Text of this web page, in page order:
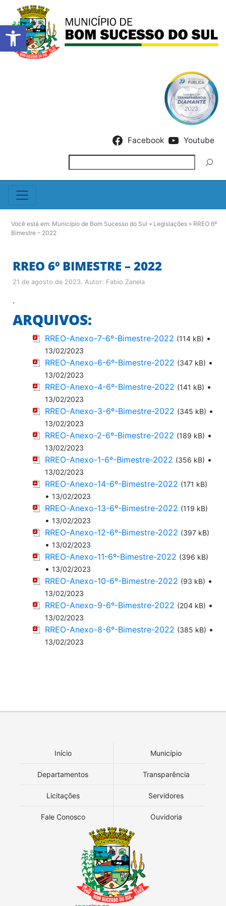
Barra de Ferramentas
Facebook Youtube
Você está em: Município de Bom Sucesso do Sul » Legislações » RREO 6º
Bimestre – 2022
RREO 6º BIMESTRE – 2022
21 de agosto de 2023. Autor: Fabio Zanela
.
ARQUIVOS:
RREO-Anexo-7-6º-Bimestre-2022 (114 kB) •
13/02/2023
RREO-Anexo-6-6º-Bimestre-2022 (347 kB) •
13/02/2023
RREO-Anexo-4-6º-Bimestre-2022 (141 kB) •
13/02/2023
RREO-Anexo-3-6º-Bimestre-2022 (345 kB) •
13/02/2023
RREO-Anexo-2-6º-Bimestre-2022 (189 kB) •
13/02/2023
RREO-Anexo-1-6º-Bimestre-2022 (356 kB) •
13/02/2023
RREO-Anexo-14-6º-Bimestre-2022 (171 kB)
• 13/02/2023
RREO-Anexo-13-6º-Bimestre-2022 (119 kB)
• 13/02/2023
RREO-Anexo-12-6º-Bimestre-2022 (397 kB)
• 13/02/2023
RREO-Anexo-11-6º-Bimestre-2022 (396 kB)
• 13/02/2023
RREO-Anexo-10-6º-Bimestre-2022 (93 kB) •
13/02/2023
RREO-Anexo-9-6º-Bimestre-2022 (204 kB) •
13/02/2023
RREO-Anexo-8-6º-Bimestre-2022 (385 kB) •
13/02/2023
Início Município
Departamentos Transparência
Licitações Servidores
Fale Conosco Ouvidoria